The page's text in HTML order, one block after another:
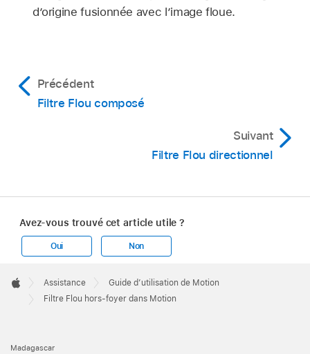
d’origine fusionnée avec l’image floue.
Précédent
Filtre Flou composé
Suivant
Filtre Flou directionnel
Avez-vous trouvé cet article utile ?
Oui Non
Footer

Apple
Assistance
Guide d’utilisation de Motion
Filtre Flou hors-foyer dans Motion
Madagascar